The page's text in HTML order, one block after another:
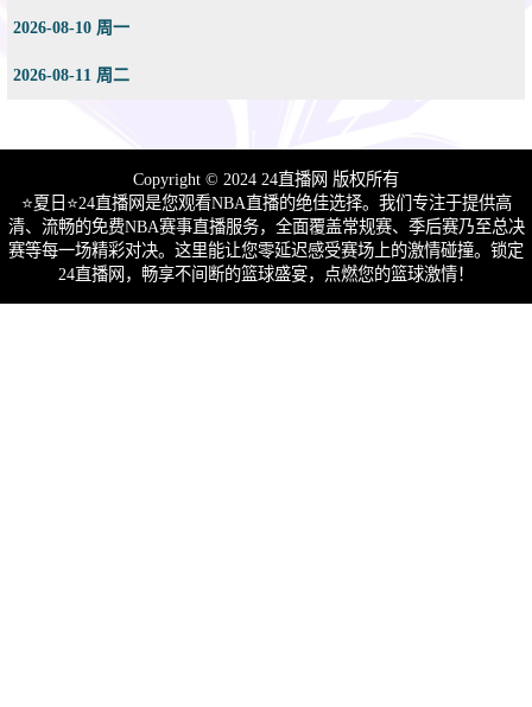
2026-08-10 周一
2026-08-11 周二
Copyright © 2024 24直播网 版权所有
⭐️夏日⭐24直播网是您观看NBA直播的绝佳选择。我们专注于提供高
清、流畅的免费NBA赛事直播服务，全面覆盖常规赛、季后赛乃至总决
赛等每一场精彩对决。这里能让您零延迟感受赛场上的激情碰撞。锁定
24直播网，畅享不间断的篮球盛宴，点燃您的篮球激情！